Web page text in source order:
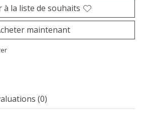
à la liste de souhaits
maintenant
(0)